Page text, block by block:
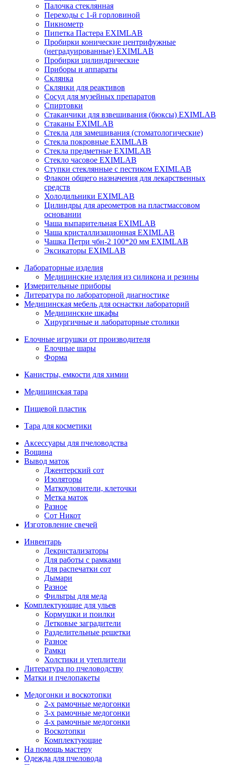
Палочка стеклянная
Переходы с 1-й горловиной
Пикнометр
Пипетка Пастера EXIMLAB
Пробирки конические центрифужные
(неградуированные) EXIMLAB
Пробирки цилиндрические
Приборы и аппараты
Склянка
Склянки для реактивов
Сосуд для музейных препаратов
Спиртовки
Стаканчики для взвешивания (бюксы) EXIMLAB
Стаканы EXIMLAB
Стекла для замешивания (стоматологические)
Стекла покровные EXIMLAB
Стекла предметные EXIMLAB
Стекло часовое EXIMLAB
Ступки стеклянные с пестиком EXIMLAB
Флакон общего назначения для лекарственных
средств
Холодильники EXIMLAB
Цилиндры для ареометров на пластмассовом
основании
Чаша выпарительная EXIMLAB
Чаша кристаллизационная EXIMLAB
Чашка Петри чбн-2 100*20 мм EXIMLAB
Эксикаторы EXIMLAB
Лабораторные изделия
Медицинские изделия из силикона и резины
Измерительные приборы
Литература по лабораторной диагностике
Медицинская мебель для оснастки лабораторий
Медицинские шкафы
Хирургичные и лабораторные столики
Елочные игрушки от производителя
Елочные шары
Форма
Канистры, емкости для химии
Медицинская тара
Пищевой пластик
Тара для косметики
Аксессуары для пчеловодства
Вощина
Вывод маток
Джентерский сот
Изоляторы
Маткоуловители, клеточки
Метка маток
Разное
Сот Никот
Изготовление свечей
Инвентарь
Декристализаторы
Для работы с рамками
Для распечатки сот
Дымари
Разное
Фильтры для меда
Комплектующие для ульев
Кормушки и поилки
Летковые заградители
Разделительные решетки
Разное
Рамки
Холстики и утеплители
Литература по пчеловодству
Матки и пчелопакеты
Медогонки и воскотопки
2-х рамочные медогонки
3-х рамочные медогонки
4-х рамочные медогонки
Воскотопки
Комплектующие
На помощь мастеру
Одежда для пчеловода